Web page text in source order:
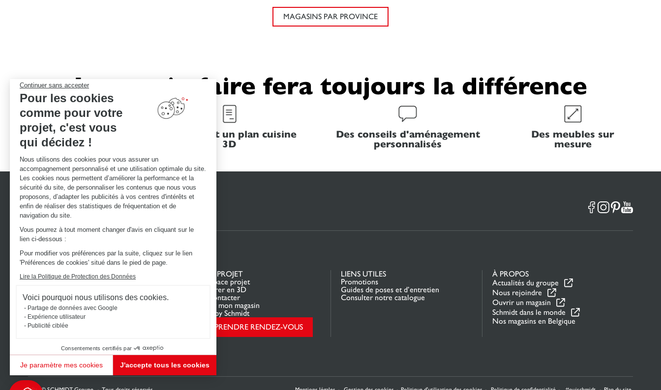
Continuer sans accepter
Pour les cookies
comme pour votre
projet, c'est vous
qui décidez !
Nous utilisons des cookies pour vous assurer un
accompagnement personnalisé et une utilisation optimale du site.
Les cookies nous permettent d’améliorer la performance et la
sécurité du site, de personnaliser les contenus que nous vous
proposons, d’adapter les publicités à vos centres d'intérêts et
enfin de réaliser des statistiques de fréquentation et de
navigation du site.
Vous pourrez à tout moment changer d'avis en cliquant sur le
lien ci-dessous :
Pour modifier vos préférences par la suite, cliquez sur le lien
'Préférences de cookies' situé dans le pied de page.
Lire la Politique de Protection des Données
Voici pourquoi nous utilisons des cookies.
Partage de données avec Google
Expérience utilisateur
Publicité ciblée
Consentements certifiés par
Je paramètre mes cookies J'accepte tous les cookies
Axeptio consent
Notre plateforme vous permet d'adapter et de gérer vos paramètres de confidentialité, en garantissant la conformité avec les réglementations. Personnalisez vos préférences pour contrôler la manière dont vos informations sont manipulées.
MAGASINS PAR PROVINCE
Le savoir-faire fera toujours la différence
Des garanties
d'excellence
Un devis et un plan cuisine
3D
Des conseils d'aménagement
personnalisés
Des meubles sur
mesure
DÉCOUVREZ L’UNIVERS SCHMIDT
Cuisines sur mesure
Meubles et rangements sur mesure
Salle de bains sur mesure
Schmidt pour les pros
VOTRE PROJET
Mon espace projet
Configurer en 3D
Nous contacter
Trouver mon magasin
Le club by Schmidt
PRENDRE RENDEZ-VOUS
LIENS UTILES
Promotions
Guides de poses et d’entretien
Consulter notre catalogue
À PROPOS
Actualités du groupe
Nous rejoindre
Ouvrir un magasin
Schmidt dans le monde
Nos magasins en Belgique